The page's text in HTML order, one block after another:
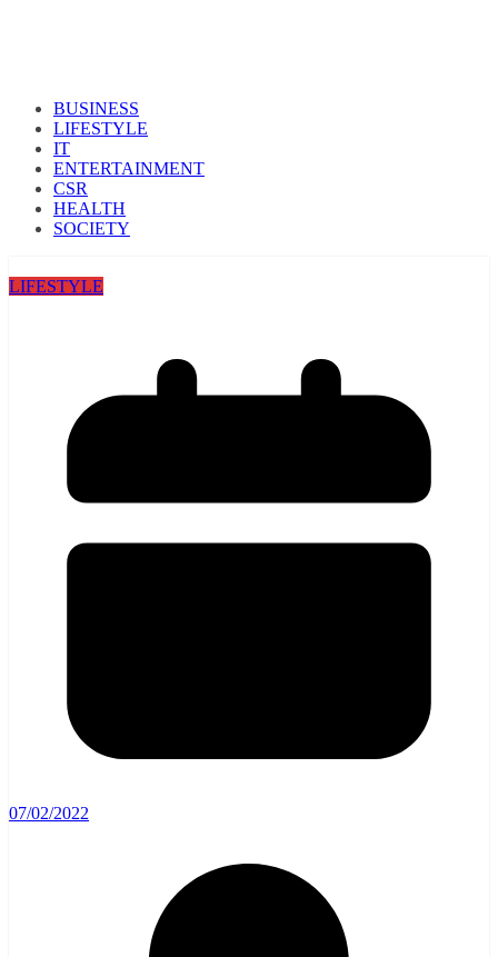
BUSINESS
LIFESTYLE
IT
ENTERTAINMENT
CSR
HEALTH
SOCIETY
LIFESTYLE
07/02/2022